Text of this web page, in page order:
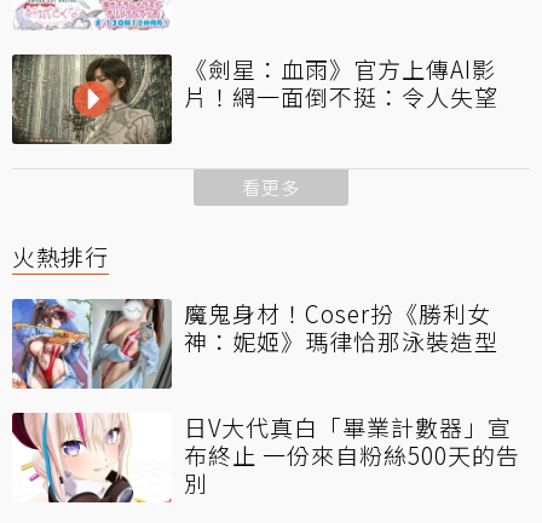
《劍星：血雨》官方上傳AI影
片！網一面倒不挺：令人失望
看更多
火熱排行
魔鬼身材！Coser扮《勝利女
神：妮姬》瑪律恰那泳裝造型
日V大代真白「畢業計數器」宣
布終止 一份來自粉絲500天的告
別